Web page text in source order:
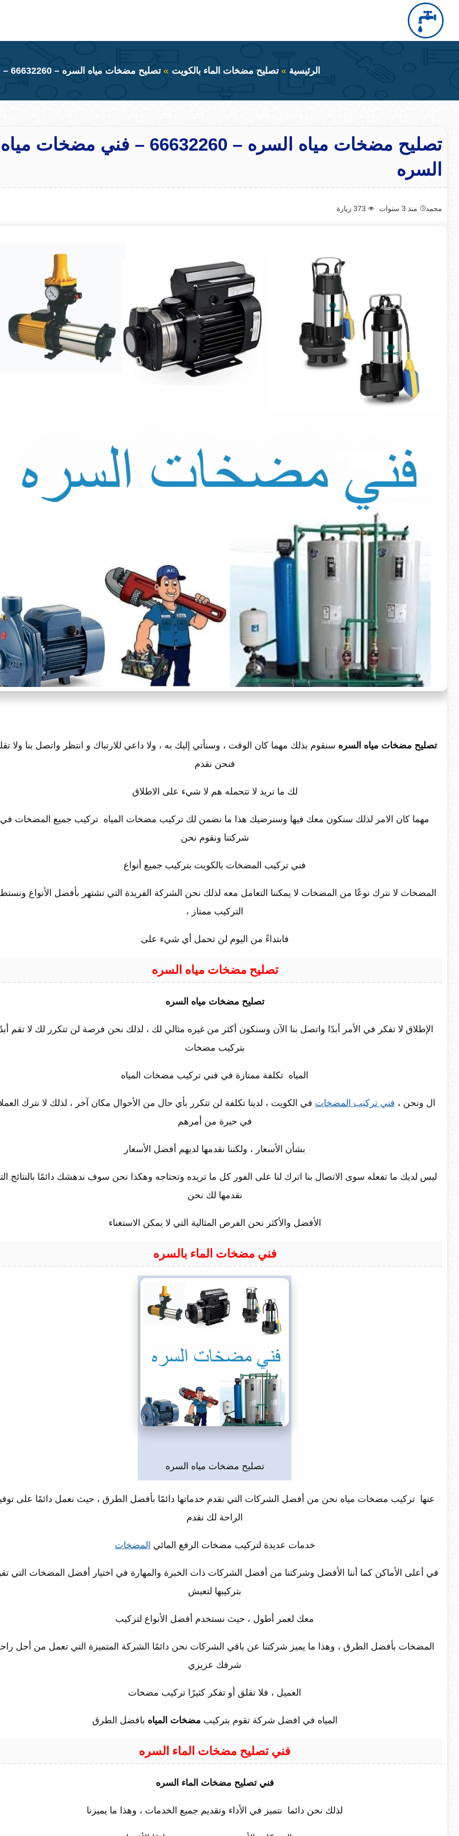
التجاوز
عن
الرئيسية تصليح مضخات الماء بالكويت تصليح مضخات مياه السره – 66632260 – فني مضخات مياه السره
تصليح مضخات مياه السره – 66632260 – فني مضخات مياه
السره
محمد منذ 3 سنوات 373 زيارة
تصليح مضخات مياه السره سنقوم بذلك مهما كان الوقت ، وسنأتي إليك به ، ولا داعي للارتباك و انتظر واتصل بنا ولا
فنحن نقدم
لك ما تريد لا تتحمله هم لا شيء على الاطلاق
مهما كان الامر لذلك سنكون معك فيها وسنرضيك هذا ما نضمن لك تركيب مضخات المياه تركيب جميع المضخات في
شركتنا ونقوم نحن
فني تركيب المضخات بالكويت بتركيب جميع أنواع
المضخات لا نترك نوعًا من المضخات لا يمكننا التعامل معه لذلك نحن الشركة الفريدة التي تشتهر بأفضل الأنواع
التركيب ممتاز ،
فابتداءً من اليوم لن تحمل أي شيء على
تصليح مضخات مياه السره
تصليح مضخات مياه السره
الإطلاق لا تفكر في الأمر أبدًا واتصل بنا الآن وسنكون أكثر من غيره مثالي لك ، لذلك نحن فرصة لن تتكرر لك لا تقم
بتركيب مضخات
المياه تكلفة ممتازة في فني تركيب مضخات المياه
ال ونحن ، فني تركيب المضخات في الكويت ، لدينا تكلفة لن تتكرر بأي حال من الأحوال مكان آخر ، لذلك لا نترك
في حيرة من أمرهم
بشأن الأسعار ، ولكننا نقدمها لديهم أفضل الأسعار
ليس لديك ما تفعله سوى الاتصال بنا اترك لنا على الفور كل ما تريده وتحتاجه وهكذا نحن سوف ندهشك دائمًا بالنتائج
نقدمها لك نحن
الأفضل والأكثر نحن الفرص المثالية التي لا يمكن الاستغناء
فني مضخات الماء بالسره
تصليح مضخات مياه السره
عنها تركيب مضخات مياه نحن من أفضل الشركات التي تقدم خدماتها دائمًا بأفضل الطرق ، حيث نعمل دائمًا على
الراحة لك نقدم
خدمات عديدة لتركيب مضخات الرفع المائي المضخات
في أعلى الأماكن كما أننا الأفضل وشركتنا من أفضل الشركات ذات الخبرة والمهارة في اختيار أفضل المضخات التي
بتركيبها لتعيش
معك لعمر أطول ، حيث نستخدم أفضل الأنواع لتركيب
المضخات بأفضل الطرق ، وهذا ما يميز شركتنا عن باقي الشركات نحن دائمًا الشركة المتميزة التي تعمل من أجل
شرفك عزيزي
العميل ، فلا تقلق أو تفكر كثيرًا تركيب مضخات
المياه في افضل شركة تقوم بتركيب مضخات المياه بافضل الطرق
فني تصليح مضخات الماء السره
فني تصليح مضخات الماء السره
لذلك نحن دائما نتميز في الأداء وتقديم جميع الخدمات ، وهذا ما يميزنا